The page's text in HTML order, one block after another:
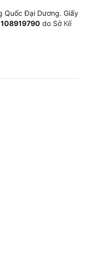
Quốc Đại Dương. Giấy
do Sở Kế